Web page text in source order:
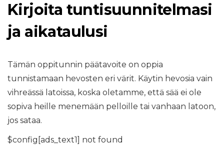
Kirjoita tuntisuunnitelmasi
ja aikataulusi
Tämän oppitunnin päätavoite on oppia
tunnistamaan hevosten eri värit. Käytin hevosia vain
vihreässä latoissa, koska oletamme, että sää ei ole
sopiva heille menemään pelloille tai vanhaan latoon,
jos sataa.
$config[ads_text1] not found